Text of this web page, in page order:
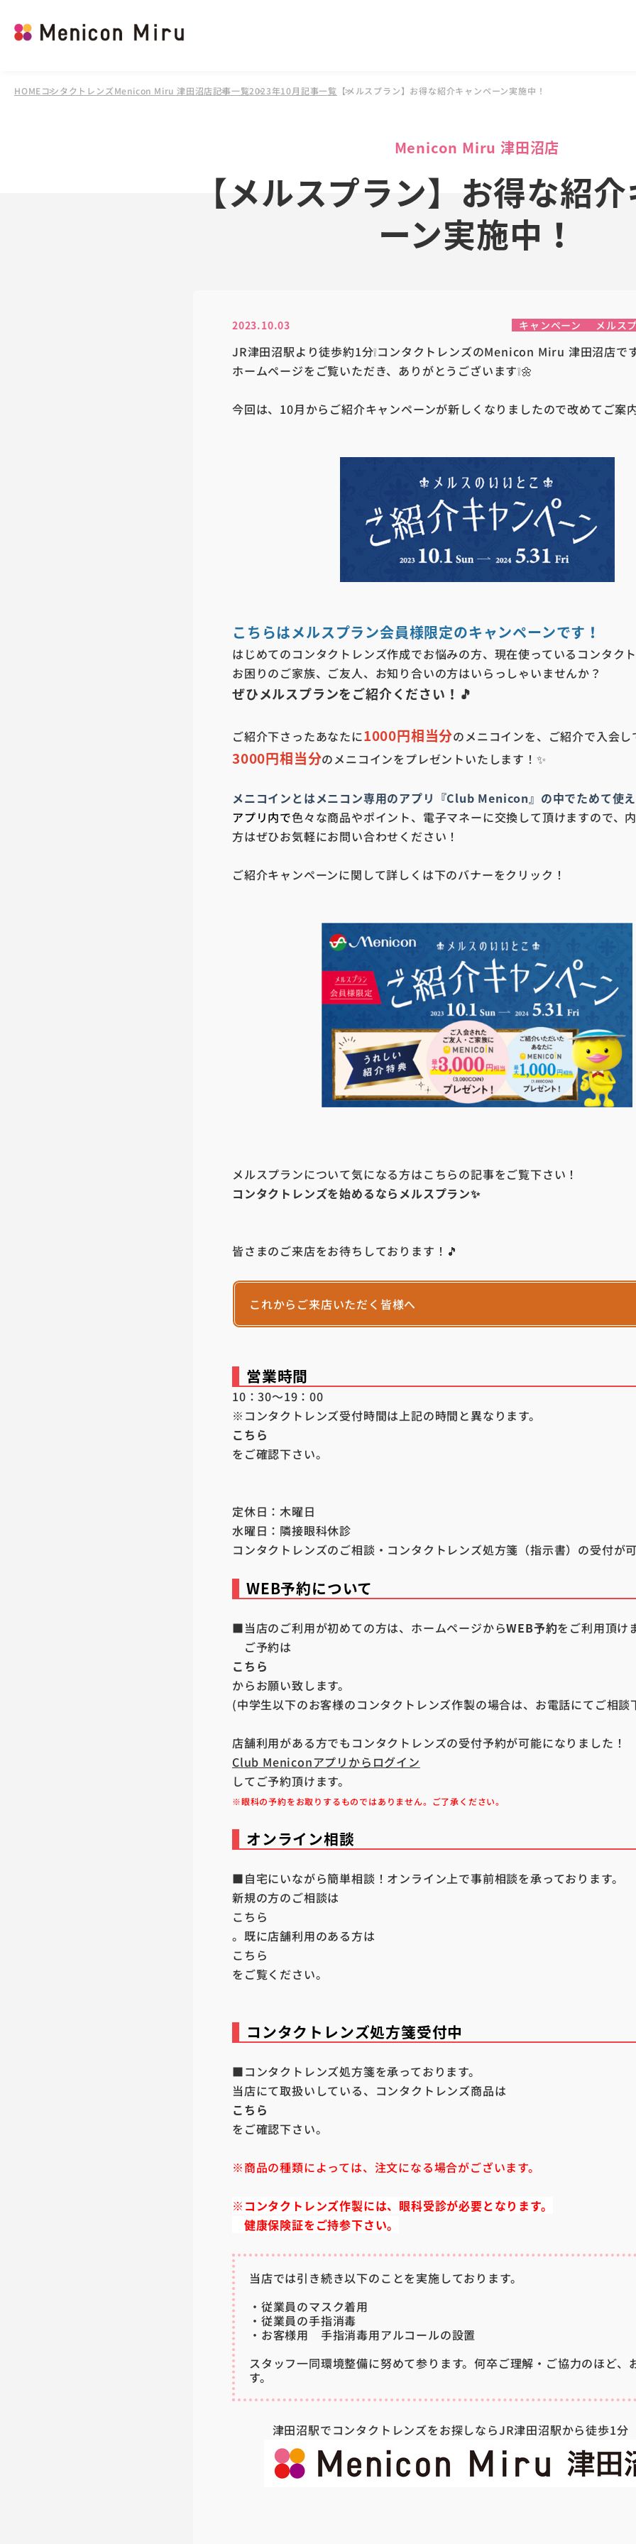
HOMEコンタクトレンズMenicon Miru 津田沼店記事一覧2023年10月記事一覧 【メルスプラン】お得な紹介キャンペーン実施中！
Menicon Miru 津田沼店
【メルスプラン】お得な紹
ーン実施中！
2023.10.03 キャンペーン メルス
JR津田沼駅より徒歩約1分❕コンタクトレンズのMenicon Miru 津田沼店です
ホームページをご覧いただき、ありがとうございます❕🌼
今回は、10月からご紹介キャンペーンが新しくなりましたので改めてご案
こちらはメルスプラン会員様限定のキャンペーンです！
はじめてのコンタクトレンズ作成でお悩みの方、現在使っているコンタク
お困りのご家族、ご友人、お知り合いの方はいらっしゃいませんか？
ぜひメルスプランをご紹介ください！🎵
ご紹介下さったあなたに1000円相当分のメニコインを、ご紹介で入会し
3000円相当分のメニコインをプレゼントいたします！✨
メニコインとはメニコン専用のアプリ『Club Menicon』の中でためて使え
アプリ内で色々な商品やポイント、電子マネーに交換して頂けますので、
方はぜひお気軽にお問い合わせください！
ご紹介キャンペーンに関して詳しくは下のバナーをクリック！
メルスプランについて気になる方はこちらの記事をご覧下さい！
コンタクトレンズを始めるならメルスプラン✨
皆さまのご来店をお待ちしております！🎵
これからご来店いただく皆様へ
営業時間
10：30～19：00
※コンタクトレンズ受付時間は上記の時間と異なります。
こちら
をご確認下さい。
定休日：木曜日
水曜日：隣接眼科休診
コンタクトレンズのご相談・コンタクトレンズ処方箋（指示書）の受付が可
WEB予約について
■当店のご利用が初めての方は、ホームページからWEB予約をご利用頂け
ご予約は
こちら
からお願い致します。
(中学生以下のお客様のコンタクトレンズ作製の場合は、お電話にてご相談
店舗利用がある方でもコンタクトレンズの受付予約が可能になりました！
Club Meniconアプリからログイン
してご予約頂けます。
※眼科の予約をお取りするものではありません。ご了承ください。
オンライン相談
■自宅にいながら簡単相談！オンライン上で事前相談を承っております。
新規の方のご相談は
こちら
。既に店舗利用のある方は
こちら
をご覧ください。
コンタクトレンズ処方箋受付中
■コンタクトレンズ処方箋を承っております。
当店にて取扱いしている、コンタクトレンズ商品は
こちら
をご確認下さい。
※商品の種類によっては、注文になる場合がございます。
※コンタクトレンズ作製には、眼科受診が必要となります。
健康保険証をご持参下さい。
当店では引き続き以下のことを実施しております。
・従業員のマスク着用
・従業員の手指消毒
・お客様用 手指消毒用アルコールの設置
スタッフ一同環境整備に努めて参ります。何卒ご理解・ご協力のほど、
す。
津田沼駅でコンタクトレンズをお探しならJR津田沼駅から徒歩1